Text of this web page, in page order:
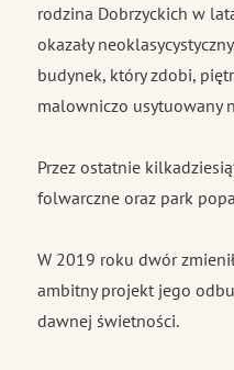
rodzina Dobrzyckich w
okazały
budynek, który zdobi,
malowniczo usytuowany
Przez ostatnie
folwarczne oraz park
W 2019 roku dwór
ambitny projekt jego
dawnej świetności.